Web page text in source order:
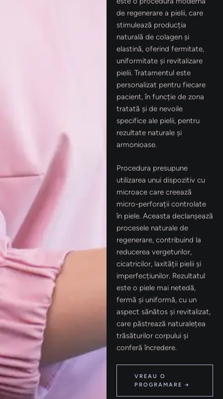
de regenerare a pielii, care
stimulează producția
naturală de colagen și
elastină, oferind fermitate,
uniformitate și revitalizare
pielii. Tratamentul este
personalizat pentru fiecare
pacient, în funcție de zona
tratată și de nevoile
specifice ale pielii, pentru
rezultate naturale și
armonioase.
Procedura presupune
utilizarea unui dispozitiv cu
microace care creează
micro-perforații controlate
în piele. Aceasta declanșează
procesele naturale de
regenerare, contribuind la
reducerea vergeturilor,
cicatricilor, laxității pielii și
imperfecțiunilor. Rezultatul
este o piele mai netedă,
fermă și uniformă, cu un
aspect sănătos și revitalizat,
care păstrează naturalețea
trăsăturilor corpului și
conferă încredere.
VREAU O
PROGRAMARE →